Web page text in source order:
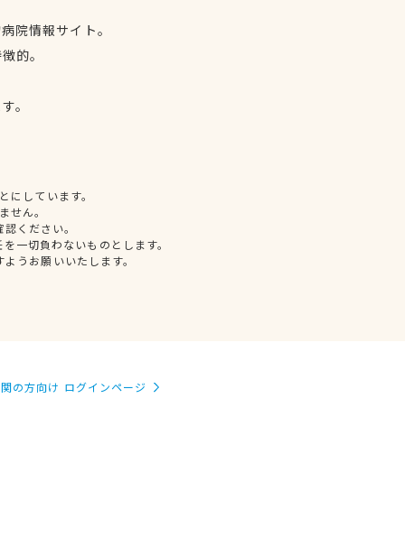
院情報サイト。
的。
。
しています。
せん。
ください。
一切負わないものとします。
うお願いいたします。
の方向け ログインページ